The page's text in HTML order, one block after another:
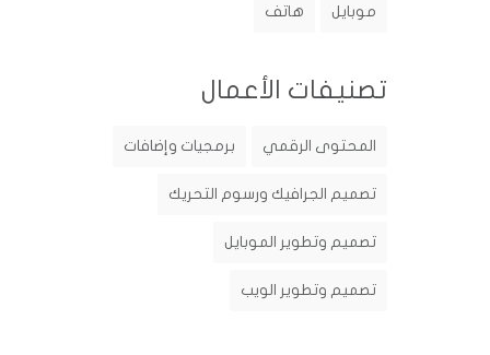
موبايل هاتف
تصنيفات الأعمال
المحتوى الرقمي برمجيات وإضافات
تصميم الجرافيك ورسوم التحريك
تصميم وتطوير الموبايل
تصميم وتطوير الويب